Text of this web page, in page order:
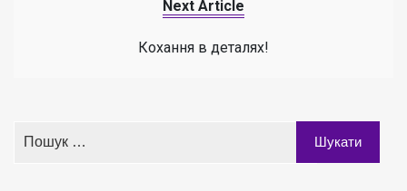
Next Article
Кохання в деталях!